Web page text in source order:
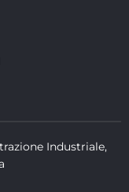
Industriale,